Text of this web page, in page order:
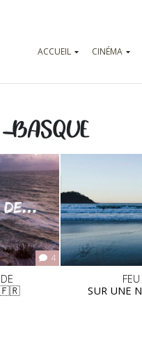
ACCUEIL CINÉMA
BASQUE
4
🇫🇷
FEU
SUR UNE